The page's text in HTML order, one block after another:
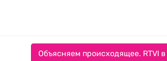
Объясняем происходящее. RTVI в